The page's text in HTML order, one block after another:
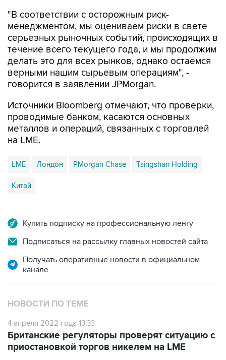
"В соответствии с осторожным риск-
менеджментом, мы оцениваем риски в свете
серьезных рыночных событий, происходящих в
течение всего текущего года, и мы продолжим
делать это для всех рынков, однако остаемся
верными нашим сырьевым операциям", -
говорится в заявлении JPMorgan.
Источники Bloomberg отмечают, что проверки,
проводимые банком, касаются основных
металлов и операций, связанных с торговлей
на LME.
LME Лондон PMorgan Chase Tsingshan Holding
Китай
Купить подписку на профессиональную ленту
Подписаться на рассылку главных новостей сайта
Получать оперативные новости в официальном
канале
НОВОСТИ ПО ТЕМЕ
4 апреля 2022 года 13:33
Британские регуляторы проверят ситуацию с
приостановкой торгов никелем на LME